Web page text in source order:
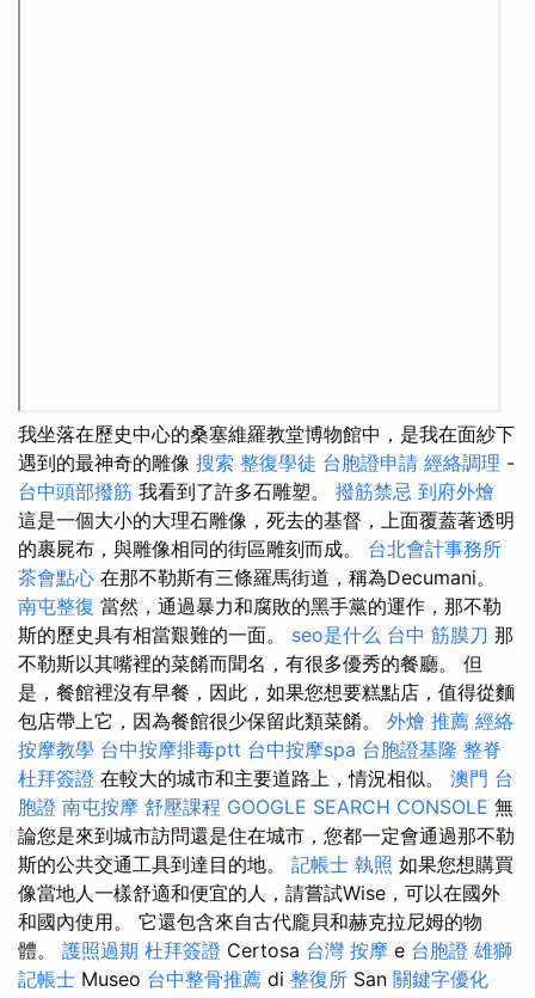
我坐落在歷史中心的桑塞維羅教堂博物館中，是我在面紗下
遇到的最神奇的雕像 搜索 整復學徒 台胞證申請 經絡調理 -
台中頭部撥筋 我看到了許多石雕塑。 撥筋禁忌 到府外燴
這是一個大小的大理石雕像，死去的基督，上面覆蓋著透明
的裹屍布，與雕像相同的街區雕刻而成。 台北會計事務所
茶會點心 在那不勒斯有三條羅馬街道，稱為Decumani。
南屯整復 當然，通過暴力和腐敗的黑手黨的運作，那不勒
斯的歷史具有相當艱難的一面。 seo是什么 台中 筋膜刀 那
不勒斯以其嘴裡的菜餚而聞名，有很多優秀的餐廳。 但
是，餐館裡沒有早餐，因此，如果您想要糕點店，值得從麵
包店帶上它，因為餐館很少保留此類菜餚。 外燴 推薦 經絡
按摩教學 台中按摩排毒ptt 台中按摩spa 台胞證基隆 整脊
杜拜簽證 在較大的城市和主要道路上，情況相似。 澳門 台
胞證 南屯按摩 舒壓課程 GOOGLE SEARCH CONSOLE 無
論您是來到城市訪問還是住在城市，您都一定會通過那不勒
斯的公共交通工具到達目的地。 記帳士 執照 如果您想購買
像當地人一樣舒適和便宜的人，請嘗試Wise，可以在國外
和國內使用。 它還包含來自古代龐貝和赫克拉尼姆的物
體。 護照過期 杜拜簽證 Certosa 台灣 按摩 e 台胞證 雄獅
記帳士 Museo 台中整骨推薦 di 整復所 San 關鍵字優化